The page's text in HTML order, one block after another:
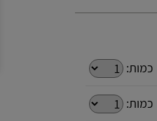
כמות:
כמות: